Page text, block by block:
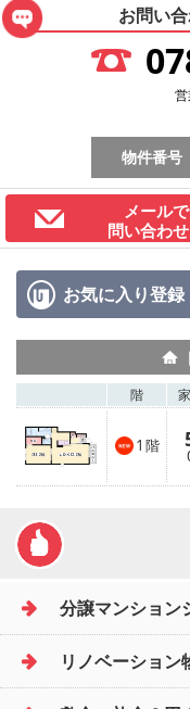
お問い
物件番号
メールで
問い合わ
お気に入り登録
階
1 階
分譲マンション
リノベーション